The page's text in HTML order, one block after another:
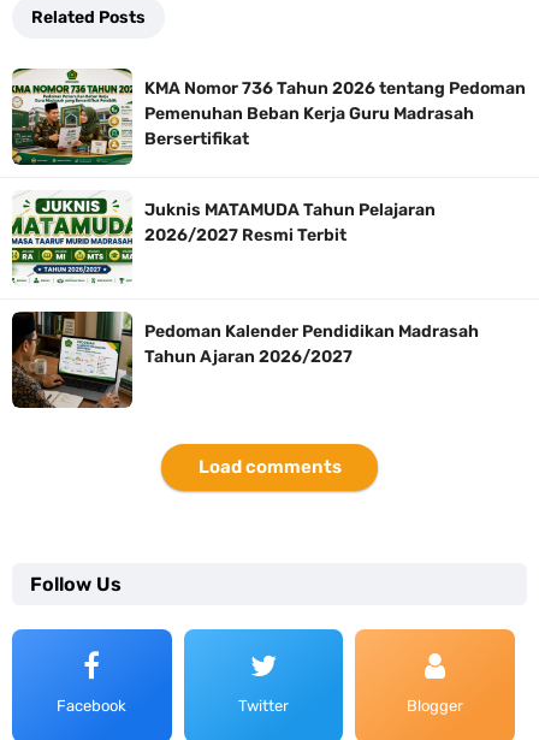
Related Posts
KMA Nomor 736 Tahun 2026 tentang Pedoman
Pemenuhan Beban Kerja Guru Madrasah
Bersertifikat
Juknis MATAMUDA Tahun Pelajaran
2026/2027 Resmi Terbit
Pedoman Kalender Pendidikan Madrasah
Tahun Ajaran 2026/2027
Load comments
Follow Us
Facebook Twitter Blogger